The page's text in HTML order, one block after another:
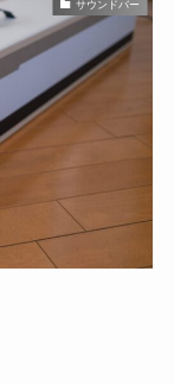
サウンドバー